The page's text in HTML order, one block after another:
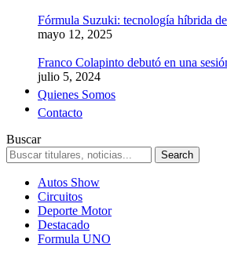
Fórmula Suzuki: tecnología híbrida
mayo 12, 2025
Franco Colapinto debutó en una
julio 5, 2024
Quienes Somos
Contacto
Buscar
Autos Show
Circuitos
Deporte Motor
Destacado
Formula UNO